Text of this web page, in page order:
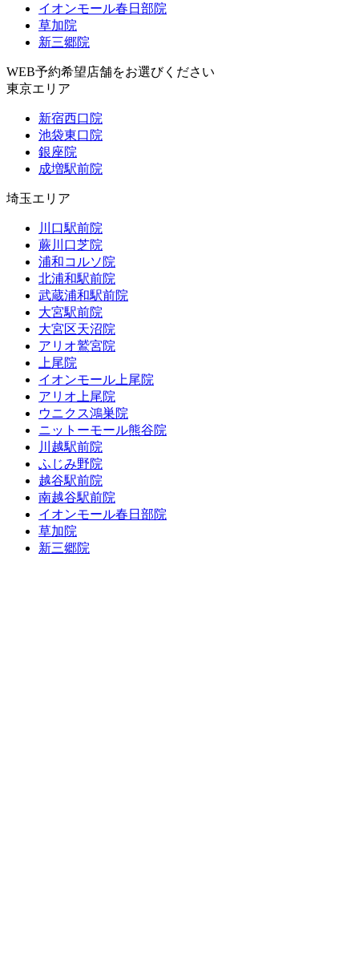
イオンモール春日部院
草加院
新三郷院
WEB予約希望店舗をお選びください
東京エリア
新宿西口院
池袋東口院
銀座院
成増駅前院
埼玉エリア
川口駅前院
蕨川口芝院
浦和コルソ院
北浦和駅前院
武蔵浦和駅前院
大宮駅前院
大宮区天沼院
アリオ鷲宮院
上尾院
イオンモール上尾院
アリオ上尾院
ウニクス鴻巣院
ニットーモール熊谷院
川越駅前院
ふじみ野院
越谷駅前院
南越谷駅前院
イオンモール春日部院
草加院
新三郷院